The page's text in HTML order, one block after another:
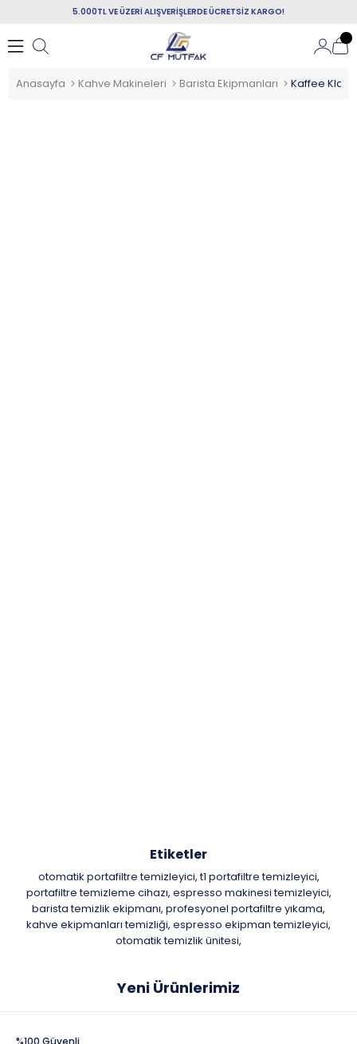
5.000TL VE ÜZERİ ALIŞVERİŞLERDE ÜCRETSİZ KARGO!
Anasayfa Kahve Makineleri Barista Ekipmanları Kaffee Klar
Etiketler
otomatik portafiltre temizleyici, t1 portafiltre temizleyici,
portafiltre temizleme cihazı, espresso makinesi temizleyici,
barista temizlik ekipmanı, profesyonel portafiltre yıkama,
kahve ekipmanları temizliği, espresso ekipman temizleyici,
otomatik temizlik ünitesi,
Yeni Ürünlerimiz
%100 Güvenli